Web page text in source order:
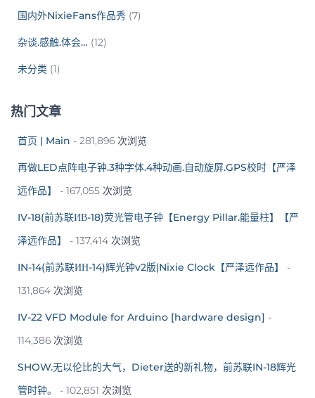
国内外NixieFans作品秀 (7)
杂谈.感触.体会… (12)
未分类 (1)
热门文章
首页 | Main - 281,896 次浏览
再做LED点阵电子钟.3种字体.4种动画.自动旋屏.GPS校时【严泽
远作品】
- 167,055 次浏览
IV-18(前苏联ИВ-18)荧光管电子钟【Energy Pillar.能量柱】【严
泽远作品】
- 137,414 次浏览
IN-14(前苏联ИН-14)辉光钟v2版|Nixie Clock【严泽远作品】
-
131,864 次浏览
IV-22 VFD Module for Arduino [hardware design] -
114,386 次浏览
SHOW.无以伦比的大气，Dieter送的新礼物，前苏联IN-18辉光
管时钟。
- 102,851 次浏览